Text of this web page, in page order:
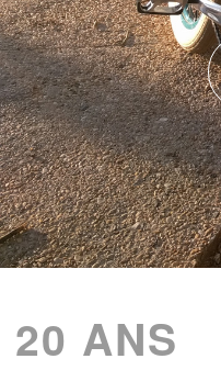
20 ANS